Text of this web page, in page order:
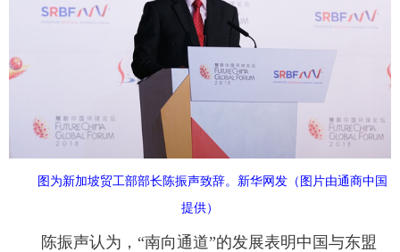
图为新加坡贸工部部长陈振声致辞。新华网发（图片由通商中国
提供）
陈振声认为，“南向通道”的发展表明中国与东盟